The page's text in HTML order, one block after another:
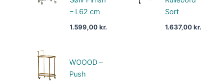
– L62 cm
1.599,00kr.
Sort
1.637,00kr.
WOOOD –
Push